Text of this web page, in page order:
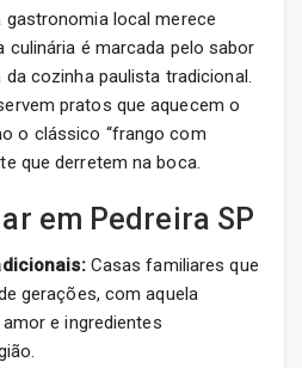
local merece
culinária é marcada pelo sabor
cozinha paulista tradicional.
pratos que aquecem o
o clássico “frango com
que derretem na boca.
em Pedreira SP
Casas familiares que
gerações, com aquela
e ingredientes